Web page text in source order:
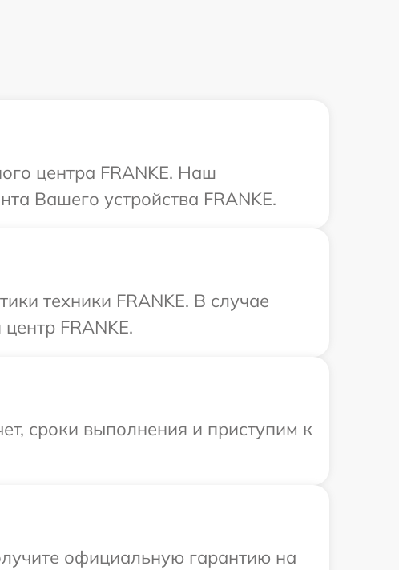
центра FRANKE. Наш
Вашего устройства FRANKE.
техники FRANKE. В случае
FRANKE.
сроки выполнения и приступим к
официальную гарантию на